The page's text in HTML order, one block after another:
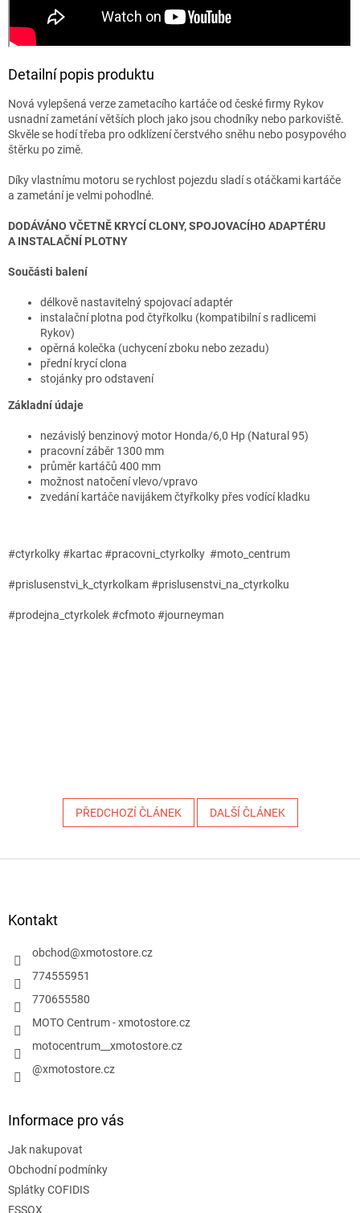
Detailní popis produktu
Nová vylepšená verze zametacího kartáče od české firmy Rykov
usnadní zametání větších ploch jako jsou chodníky nebo parkoviště.
Skvěle se hodí třeba pro odklízení čerstvého sněhu nebo posypového
štěrku po zimě.
Díky vlastnímu motoru se rychlost pojezdu sladí s otáčkami kartáče
a zametání je velmi pohodlné.
DODÁVÁNO VČETNĚ KRYCÍ CLONY, SPOJOVACÍHO ADAPTÉRU
A INSTALAČNÍ PLOTNY
Součásti balení
délkově nastavitelný spojovací adaptér
instalační plotna pod čtyřkolku (kompatibilní s radlicemi
Rykov)
opěrná kolečka (uchycení zboku nebo zezadu)
přední krycí clona
stojánky pro odstavení
Základní údaje
nezávislý benzinový motor Honda/6,0 Hp (Natural 95)
pracovní záběr 1300 mm
průměr kartáčů 400 mm
možnost natočení vlevo/vpravo
zvedání kartáče navijákem čtyřkolky přes vodící kladku
#ctyrkolky #kartac #pracovni_ctyrkolky #moto_centrum
#prislusenstvi_k_ctyrkolkam #prislusenstvi_na_ctyrkolku
#prodejna_ctyrkolek #cfmoto #journeyman
PŘEDCHOZÍ ČLÁNEK DALŠÍ ČLÁNEK
Kontakt
obchod@xmotostore.cz
774555951
770655580
MOTO Centrum - xmotostore.cz
motocentrum__xmotostore.cz
@xmotostore.cz
Informace pro vás
Jak nakupovat
Obchodní podmínky
Splátky COFIDIS
ESSOX